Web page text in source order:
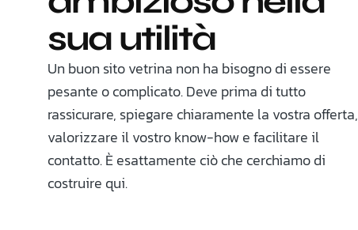
sua utilità
Un buon sito vetrina non ha bisogno di essere
pesante o complicato. Deve prima di tutto
rassicurare, spiegare chiaramente la vostra offerta,
valorizzare il vostro know-how e facilitare il
contatto. È esattamente ciò che cerchiamo di
costruire qui.